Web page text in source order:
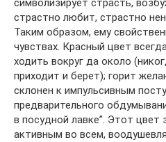
символизирует страсть,
страстно любит, страстно
Таким образом, ему
чувствах. Красный цвет
ходить вокруг да около
приходит и берет); горит
склонен к импульсивным
предварительного
в посудной лавке”. Этот цвет
активным во всем,